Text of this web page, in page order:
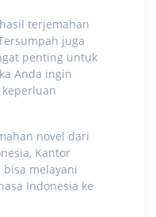
terjemahan
juga
penting untuk
Anda ingin
novel dari
Kantor
melayani
Indonesia ke